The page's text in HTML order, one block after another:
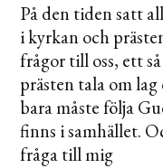
På den tiden satt
i kyrkan och
frågor till oss, ett
prästen tala om
bara måste följa
finns i samhället.
fråga till mig